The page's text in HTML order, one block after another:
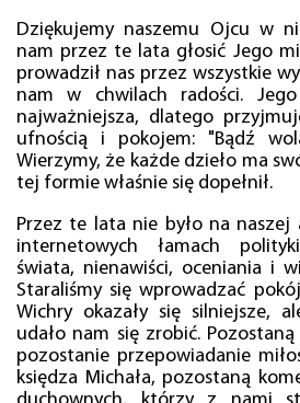
Dziękujemy naszemu Ojcu w
nam przez te lata głosić Jego
prowadził nas przez wszystkie
nam w chwilach radości.
najważniejsza, dlatego
ufnością i pokojem: "Bądź
Wierzymy, że każde dzieło ma
tej formie właśnie się dopełnił.
Przez te lata nie było na naszej
internetowych łamach
świata, nienawiści, oceniania i
Staraliśmy się wprowadzać
Wichry okazały się silniejsze,
udało nam się zrobić. Pozostaną
pozostanie przepowiadanie
księdza Michała, pozostaną